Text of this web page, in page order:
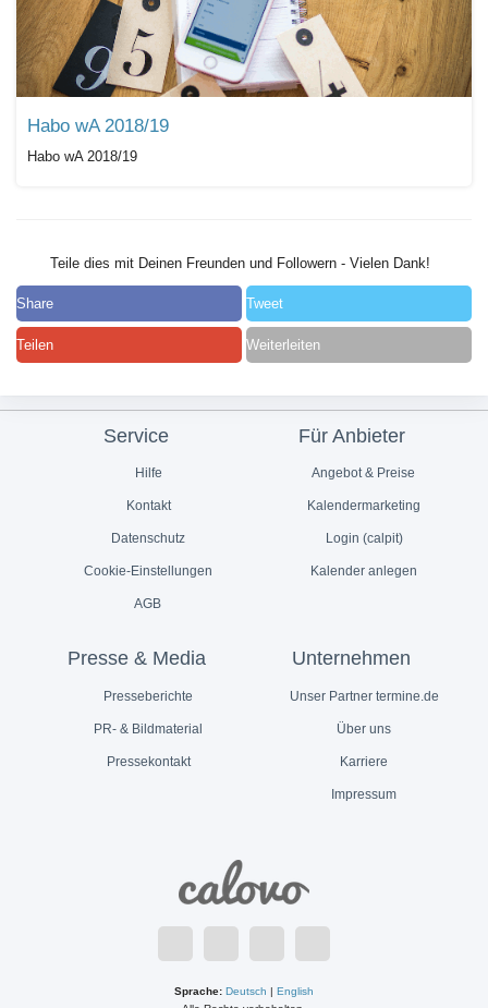
Habo wA 2018/19
Habo wA 2018/19
Teile dies mit Deinen Freunden und Followern - Vielen Dank!
Share Tweet
Teilen Weiterleiten
Service
Hilfe
Kontakt
Datenschutz
Cookie-Einstellungen
AGB
Für Anbieter
Angebot & Preise
Kalendermarketing
Login (calpit)
Kalender anlegen
Presse & Media
Presseberichte
PR- & Bildmaterial
Pressekontakt
Unternehmen
Unser Partner termine.de
Über uns
Karriere
Impressum
Sprache: Deutsch | English